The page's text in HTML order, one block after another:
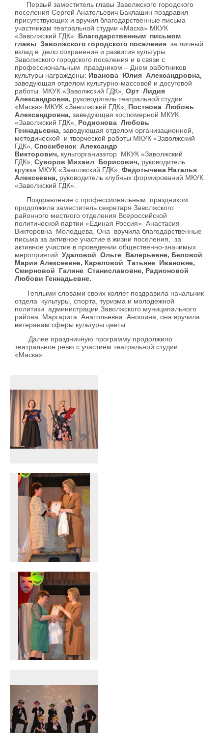
Первый заместитель главы Заволжского городского
поселения Сергей Анатольевич Баклашин поздравил
присутствующих и вручил благодарственные письма
участникам театральной студии «Маска» МКУК
«Заволжский ГДК»: Благодарственным письмом
главы Заволжского городского поселения за личный
вклад в дело сохранения и развития культуры
Заволжского городского поселения и в связи с
профессиональным праздником – Днем работников
культуры награждены: Иванова Юлия Александровна,
заведующая отделом культурно-массовой и досуговой
работы МКУК «Заволжский ГДК», Орт Лидия
Александровна, руководитель театральной студии
«Маска» МКУК «Заволжский ГДК», Постнова Любовь
Александровна, заведующая костюмерной МКУК
«Заволжский ГДК», Родионова Любовь
Геннадьевна, заведующая отделом организационной,
методической и творческой работы МКУК «Заволжский
ГДК», Спосибенок Александр
Викторович, культорганизатор МКУК «Заволжский
ГДК», Суворов Михаил Борисович, руководитель
кружка МКУК «Заволжский ГДК», Федотычева Наталья
Алексеевна, руководитель клубных формирований МКУК
«Заволжский ГДК».
Поздравление с профессиональным праздником
продолжила заместитель секретаря Заволжского
районного местного отделения Всероссийской
политической партии «Единая Россия» Анастасия
Викторовна Молодцева. Она вручила благодарственные
письма за активное участие в жизни поселения, за
активное участие в проведении общественно-значимых
мероприятий Удаловой Ольге Валерьевне, Беловой
Марии Алексеевне, Кареловой Татьяне Ивановне,
Смирновой Галине Станиславовне, Радионовой
Любови Геннадьевне.
Теплыми словами своих коллег поздравила начальник
отдела культуры, спорта, туризма и молодежной
политики администрации Заволжского муниципального
района Маргарита Анатольевна Аношина, она вручила
ветеранам сферы культуры цветы.
Далее праздничную программу продолжило
театральное ревю с участием театральной студии
«Маска».